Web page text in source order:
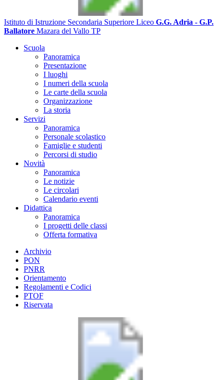
Istituto di Istruzione Secondaria Superiore Liceo G.G. Adria - G.P.
Ballatore Mazara del Vallo TP
Scuola
Panoramica
Presentazione
I luoghi
I numeri della scuola
Le carte della scuola
Organizzazione
La storia
Servizi
Panoramica
Personale scolastico
Famiglie e studenti
Percorsi di studio
Novità
Panoramica
Le notizie
Le circolari
Calendario eventi
Didattica
Panoramica
I progetti delle classi
Offerta formativa
Archivio
PON
PNRR
Orientamento
Regolamenti e Codici
PTOF
Riservata